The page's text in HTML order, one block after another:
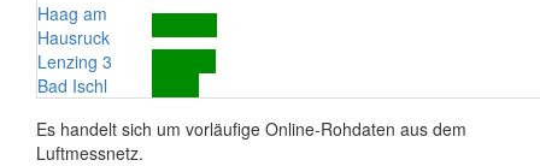
Haag am
Hausruck
Lenzing 3
Bad Ischl
Es handelt sich um vorläufige Online-Rohdaten aus dem
Luftmessnetz.